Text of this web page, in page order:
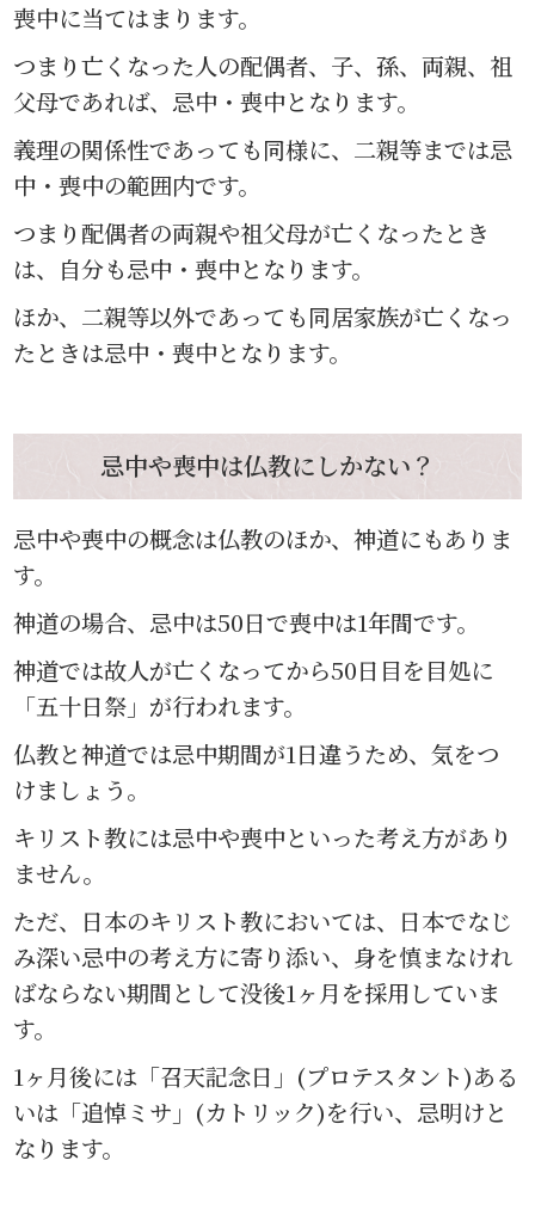
喪中に当てはまります。
つまり亡くなった人の配偶者、子、孫、両親、祖
父母であれば、忌中・喪中となります。
義理の関係性であっても同様に、二親等までは忌
中・喪中の範囲内です。
つまり配偶者の両親や祖父母が亡くなったとき
は、自分も忌中・喪中となります。
ほか、二親等以外であっても同居家族が亡くなっ
たときは忌中・喪中となります。
忌中や喪中は仏教にしかない？
忌中や喪中の概念は仏教のほか、神道にもありま
す。
神道の場合、忌中は50日で喪中は1年間です。
神道では故人が亡くなってから50日目を目処に
「五十日祭」が行われます。
仏教と神道では忌中期間が1日違うため、気をつ
けましょう。
キリスト教には忌中や喪中といった考え方があり
ません。
ただ、日本のキリスト教においては、日本でなじ
み深い忌中の考え方に寄り添い、身を慎まなけれ
ばならない期間として没後1ヶ月を採用していま
す。
1ヶ月後には「召天記念日」(プロテスタント)ある
いは「追悼ミサ」(カトリック)を行い、忌明けと
なります。